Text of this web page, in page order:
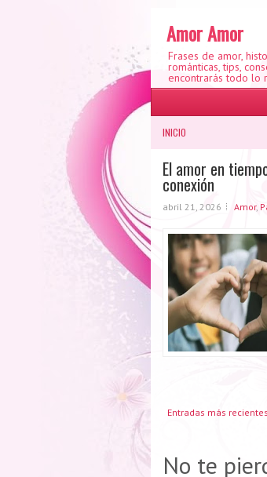
Amor Amor
Frases de amor,
románticas, tips,
encontrarás todo lo
INICIO
El amor en
conexión
abril 21, 2026 Amor,
Entradas más recientes
No te